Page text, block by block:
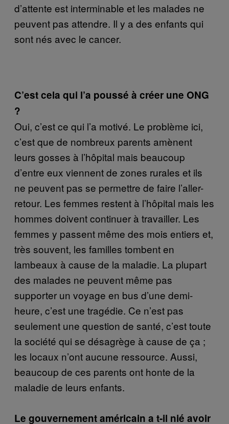
d’attente est interminable et les malades ne
peuvent pas attendre. Il y a des enfants qui
sont nés avec le cancer.
C’est cela qui l’a poussé à créer une ONG
?
Oui, c’est ce qui l’a motivé. Le problème ici,
c’est que de nombreux parents amènent
leurs gosses à l’hôpital mais beaucoup
d’entre eux viennent de zones rurales et ils
ne peuvent pas se permettre de faire l’aller-
retour. Les femmes restent à l’hôpital mais les
hommes doivent continuer à travailler. Les
femmes y passent même des mois entiers et,
très souvent, les familles tombent en
lambeaux à cause de la maladie. La plupart
des malades ne peuvent même pas
supporter un voyage en bus d’une demi-
heure, c’est une tragédie. Ce n’est pas
seulement une question de santé, c’est toute
la société qui se désagrège à cause de ça ;
les locaux n’ont aucune ressource. Aussi,
beaucoup de ces parents ont honte de la
maladie de leurs enfants.
Le gouvernement américain a t-il nié avoir